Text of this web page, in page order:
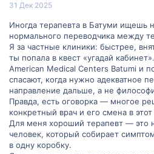
31 Дек 2025
Иногда терапевта в Батуми ищешь
нормального переводчика между
Я за частные клиники: быстрее,
ты попала в квест «угадай кабинет».
American Medical Centers Batumi и
спасают, когда нужно адекватное
направление дальше, а не
Правда, есть оговорка — многое
конкретный врач и его смена в
Для меня хороший терапевт — это
человек, который собирает
в одну коробку.